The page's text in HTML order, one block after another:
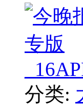
分类: